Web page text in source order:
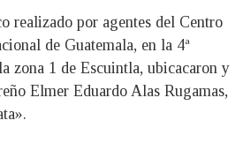
realizado por agentes del Centro
de Guatemala, en la 4ª
zona 1 de Escuintla, ubicacaron y
Elmer Eduardo Alas Rugamas,